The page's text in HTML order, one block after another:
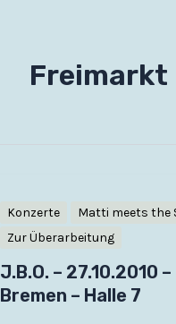
Freimarkt
Konzerte
Matti meets the
Zur Überarbeitung
J.B.O. – 27.10.2010 –
Bremen – Halle 7